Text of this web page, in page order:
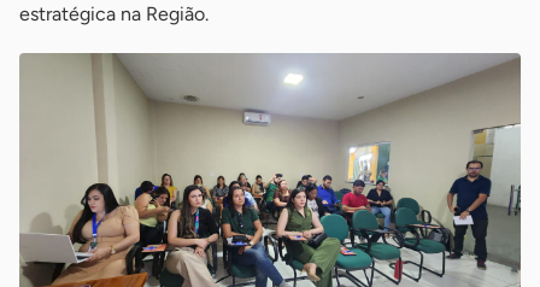
estratégica na Região.